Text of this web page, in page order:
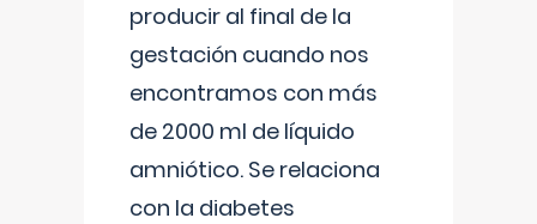
producir al final de la
gestación cuando nos
encontramos con más
de 2000 ml de líquido
amniótico. Se relaciona
con la diabetes